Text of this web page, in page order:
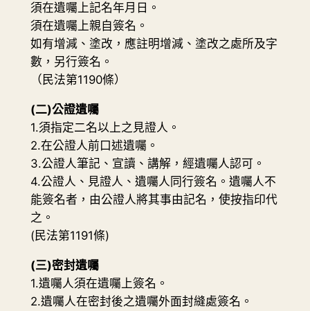
須在遺囑上記名年月日。
須在遺囑上親自簽名。
如有增減、塗改，應註明增減、塗改之處所及字
數，另行簽名。
（民法第1190條）
(二)公證遺囑
1.須指定二名以上之見證人。
2.在公證人前口述遺囑。
3.公證人筆記、宣讀、講解，經遺囑人認可。
4.公證人、見證人、遺囑人同行簽名。遺囑人不
能簽名者，由公證人將其事由記名，使按指印代
之。
(民法第1191條)
(三)密封遺囑
1.遺囑人須在遺囑上簽名。
2.遺囑人在密封後之遺囑外面封縫處簽名。